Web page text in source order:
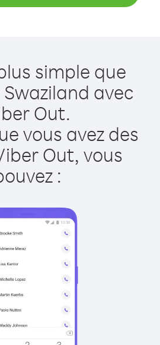
simple que
avec
Out.
vous avez des
Out, vous
: